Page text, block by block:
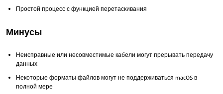
Простой процесс с функцией перетаскивания
Минусы
Неисправные или несовместимые кабели могут прерывать передачу
данных
Некоторые форматы файлов могут не поддерживаться macOS в
полной мере